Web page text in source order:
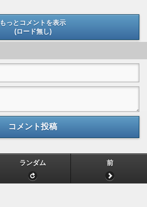
もっとコメントを表示
(ロード無し)
コメント投稿
ランダム 前